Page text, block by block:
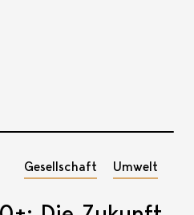
Gesellschaft Umwelt